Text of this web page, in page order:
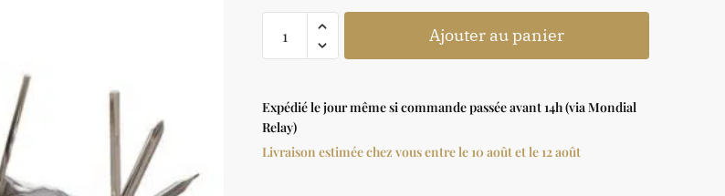
Ajouter au panier
Expédié le jour même si commande passée avant 14h (via Mondial
Relay)
Livraison estimée chez vous entre le 10 août et le 12 août